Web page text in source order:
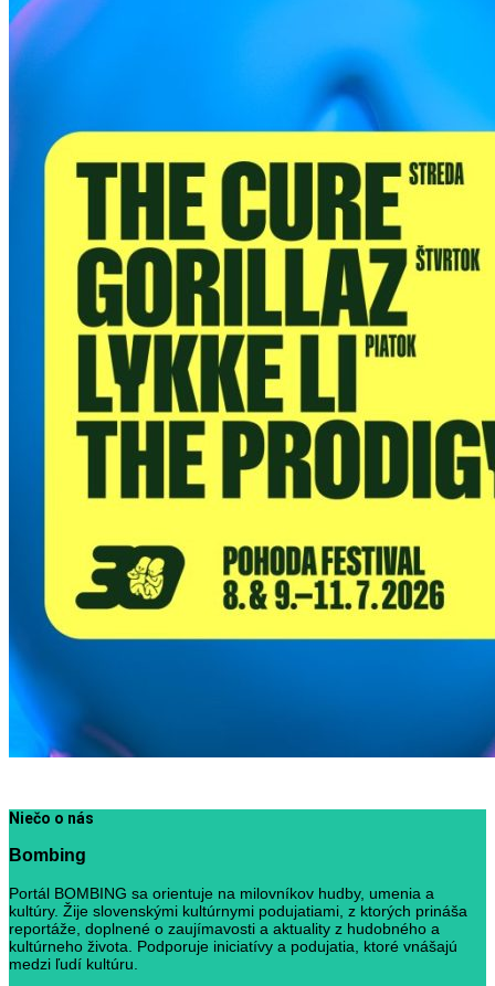
Niečo o nás
Bombing
Portál BOMBING sa orientuje na milovníkov hudby, umenia a
kultúry. Žije slovenskými kultúrnymi podujatiami, z ktorých prináša
reportáže, doplnené o zaujímavosti a aktuality z hudobného a
kultúrneho života. Podporuje iniciatívy a podujatia, ktoré vnášajú
medzi ľudí kultúru.